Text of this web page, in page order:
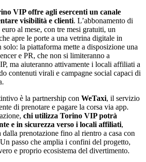
VIP offre agli esercenti un canale
visibilità e clienti. L’abbonamento di
al mese, con tre mesi gratuiti, un
apre le porte a una vetrina digitale in
la piattaforma mette a disposizione una
e PR, che non si limiteranno a
ma aiuteranno attivamente i locali affiliati a
contenuti virali e campagne social capaci di
è la partnership con WeTaxi, il servizio
di prenotare e pagare la corsa via app.
chi utilizza Torino VIP potrà
e in sicurezza verso i locali affiliati,
dalla prenotazione fino al rientro a casa con
passo che amplia i confini del progetto,
e proprio ecosistema del divertimento.